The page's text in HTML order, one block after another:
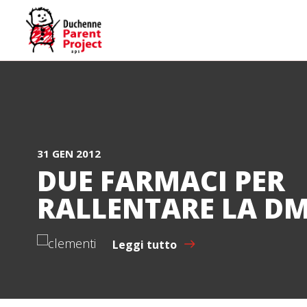
31 GEN 2012
DUE FARMACI PER
RALLENTARE LA
Leggi tutto